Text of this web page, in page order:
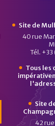
Site de
40 rue
Tél. +33
Tous les
Site
42